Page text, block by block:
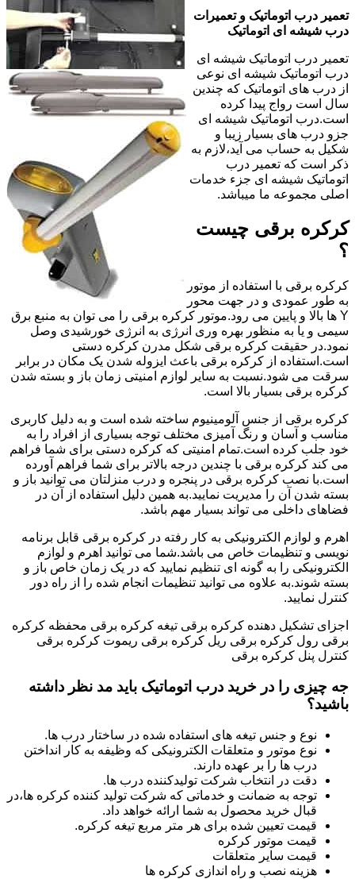
تعمیر درب اتوماتیک و تعمیرات
درب شیشه ای اتوماتیک
تعمیر درب اتوماتیک شیشه ای
درب اتوماتیک شیشه ای نوعی
از درب های اتوماتیک که چندین
سال است رواج پیدا کرده
است.درب اتوماتیک شیشه ای
جزو درب های بسیار زیبا و
شکیل به حساب می آید،لازم به
ذکر است که تعمیر درب
اتوماتیک شیشه ای جزء خدمات
اصلی مجموعه ما میباشد.
کرکره برقی چیست
؟
کرکره برقی با استفاده از موتور
به طور عمودی و در جهت محور
Y ها بالا و پایین می رود.موتور کرکره برقی را می توان به منبع برق
سیمی و یا به منظور بهره وری انرژی به انرژی خورشیدی وصل
نمود.در حقیقت کرکره برقی شکل مدرن کرکره دستی
است.استفاده از کرکره برقی باعث ایزوله شدن یک مکان در برابر
سرقت می شود.نسبت به سایر لوازم امنیتی زمان باز و بسته شدن
کرکره برقی بسیار بالا است.
کرکره برقی از جنس آلومینیوم ساخته شده است و به دلیل کاربری
مناسب و آسان و رنگ آمیزی مختلف توجه بسیاری از افراد را به
خود جلب کرده است.تمام امنیتی که کرکره دستی برای شما فراهم
می کند کرکره برقی با چندین درجه بالاتر برای شما فراهم آورده
است.با نصب کرکره برقی در پنجره و درب منزلتان می توانید باز و
بسته شدن آن را مدیریت نمایید.به همین دلیل استفاده از آن در
فضاهای داخلی می تواند بسیار مهم باشد.
اهرم و لوازم الکترونیکی به کار رفته در کرکره برقی قابل برنامه
نویسی و تنظیمات خاص می باشد.شما می توانید اهرم و لوازم
الکترونیکی را به گونه ای تنظیم نمایید که در یک زمان خاص باز و
بسته شوند.به علاوه می توانید تنظیمات انجام شده را از راه دور
کنترل نمایید.
اجزای تشکیل دهنده کرکره برقی تیغه کرکره برقی محفظه کرکره
برقی رول کرکره برقی ریل کرکره برقی ریموت کرکره برقی
کنترل پنل کرکره برقی
جه چیزی را در خرید درب اتوماتیک باید مد نظر داشته
باشید؟
نوع و جنس تیغه های استفاده شده در ساختار درب ها.
نوع موتور و متعلقات الکترونیکی که وظیفه به کار انداختن
درب ها را بر عهده دارند.
دقت در انتخاب شرکت تولیدکننده درب ها.
توجه به ضمانت و خدماتی که شرکت تولید کننده کرکره ها،در
قبال خرید محصول به شما ارائه خواهد داد.
قیمت تعیین شده برای هر متر مربع تیغه کرکره.
قیمت موتور کرکره
قیمت سایر متعلقات
هزینه نصب و راه اندازی کرکره ها